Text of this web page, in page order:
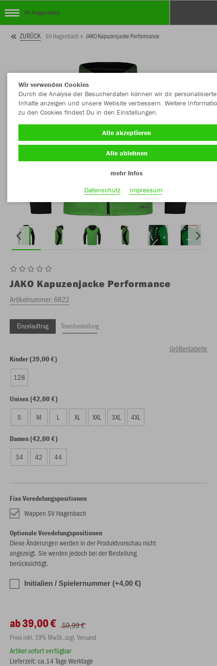
SV Hagenbach
ZURÜCK SV Hagenbach JAKO Kapuzenjacke Performance
JAKO Kapuzenjacke Performance
Artikelnummer: 6822
Einzelauftrag Teambestellung
Größentabelle
Kinder (39,00 €)
128
Unisex (42,00 €)
S M L XL XXL 3XL 4XL
Damen (42,00 €)
34 42 44
Fixe Veredelungspositionen
Wappen SV Hagenbach
Optionale Veredelungspositionen
Diese Änderungen werden in der Produktvorschau nicht
angezeigt. Sie werden jedoch bei der Bestellung
berücksichtigt.
Initialien / Spielernummer (+4,00 €)
ab 39,00 € 59,99 €
Preis inkl. 19% MwSt. zzgl. Versand
Artikel sofort verfügbar
Lieferzeit: ca.14 Tage Werktage
Wir verwenden Cookies
Durch die Analyse der Besucherdaten können wir dir personalisierte
Inhalte anzeigen und unsere Website verbessern. Weitere
zu den Cookies findest Du in den Einstellungen.
Alle akzeptieren
Alle ablehnen
mehr Infos
Datenschutz
Impressum